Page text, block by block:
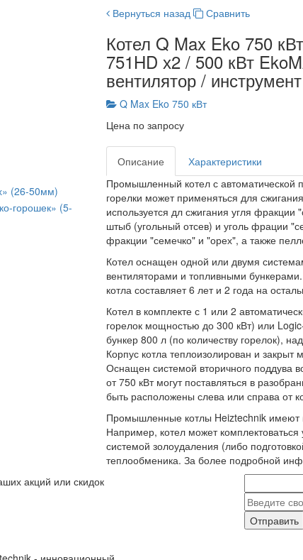
(26-50мм)
горошек» (5-
Вернуться назад Сравнить
Котел Q Max Eko 750
751HD х2 / 500 кВт
вентилятор /
Q Max Eko 750 кВт
Цена по запросу
Описание
Характеристики
Промышленный котел с автоматической
горелки может применяться для
используется дл сжигания угля фракции
штыб (угольный отсев) и уголь фрации
фракции "семечко" и "орех", а также
Котел оснащен одной или двумя
вентиляторами и топливными
котла составляет 6 лет и 2 года на
Котел в комплекте с 1 или 2
горелок мощностью до 300 кВт) или
бункер 800 л (по количеству горелок),
Корпус котла теплоизолирован и
Оснащен системой вторичного поддува
от 750 кВт могут поставляться в
быть расположены слева или справа от
Промышленные котлы Heiztechnik имеют
Например, котел может
системой золоудаления (либо
теплообменика. За более подробной
акций или скидок
Отправить